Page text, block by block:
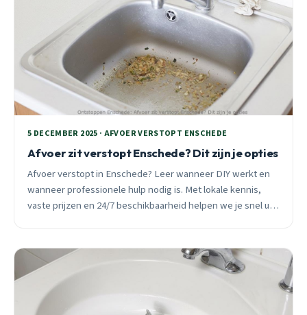
5 DECEMBER 2025 · AFVOER VERSTOPT ENSCHEDE
Afvoer zit verstopt Enschede? Dit zijn je opties
Afvoer verstopt in Enschede? Leer wanneer DIY werkt en
wanneer professionele hulp nodig is. Met lokale kennis,
vaste prijzen en 24/7 beschikbaarheid helpen we je snel uit